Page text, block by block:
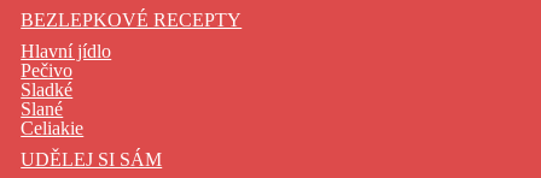
BEZLEPKOVÉ RECEPTY
Hlavní jídlo
Pečivo
Sladké
Slané
Celiakie
UDĚLEJ SI SÁM